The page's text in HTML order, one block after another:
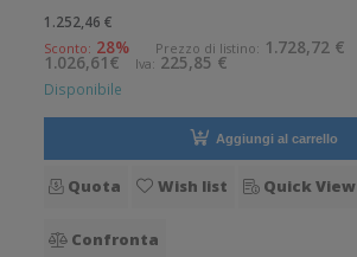
Collegamento wireless senza fili. Velocit di stampa: 115
mm/sec Risoluzione di stampa: 8 dot/mm Wireless: Presente
Supporto di s
1.252,46 €
Sconto: 28% Prezzo di listino: 1.728,72 €
1.026,61€ Iva: 225,85 €
Disponibile
Aggiungi al carrello
Quota Wish list Quick View
Confronta